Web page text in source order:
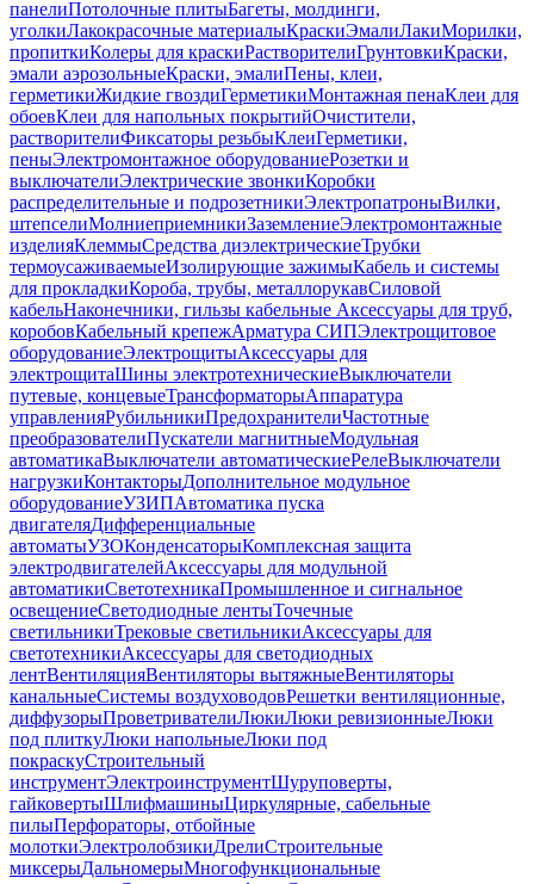
панелиПотолочные плитыБагеты, молдинги,
уголкиЛакокрасочные материалыКраскиЭмалиЛакиМорилки,
пропиткиКолеры для краскиРастворителиГрунтовкиКраски,
эмали аэрозольныеКраски, эмалиПены, клеи,
герметикиЖидкие гвоздиГерметикиМонтажная пенаКлеи для
обоевКлеи для напольных покрытийОчистители,
растворителиФиксаторы резьбыКлеиГерметики,
пеныЭлектромонтажное оборудованиеРозетки и
выключателиЭлектрические звонкиКоробки
распределительные и подрозетникиЭлектропатроныВилки,
штепселиМолниеприемникиЗаземлениеЭлектромонтажные
изделияКлеммыСредства диэлектрическиеТрубки
термоусаживаемыеИзолирующие зажимыКабель и системы
для прокладкиКороба, трубы, металлорукавСиловой
кабельНаконечники, гильзы кабельные Аксессуары для труб,
коробовКабельный крепежАрматура СИПЭлектрощитовое
оборудованиеЭлектрощитыАксессуары для
электрощитаШины электротехническиеВыключатели
путевые, концевыеТрансформаторыАппаратура
управленияРубильникиПредохранителиЧастотные
преобразователиПускатели магнитныеМодульная
автоматикаВыключатели автоматическиеРелеВыключатели
нагрузкиКонтакторыДополнительное модульное
оборудованиеУЗИПАвтоматика пуска
двигателяДифференциальные
автоматыУЗОКонденсаторыКомплексная защита
электродвигателейАксессуары для модульной
автоматикиСветотехникаПромышленное и сигнальное
освещениеСветодиодные лентыТочечные
светильникиТрековые светильникиАксессуары для
светотехникиАксессуары для светодиодных
лентВентиляцияВентиляторы вытяжныеВентиляторы
канальныеСистемы воздуховодовРешетки вентиляционные,
диффузорыПроветривателиЛюкиЛюки ревизионныеЛюки
под плиткуЛюки напольныеЛюки под
покраскуСтроительный
инструментЭлектроинструментШуруповерты,
гайковертыШлифмашиныЦиркулярные, сабельные
пилыПерфораторы, отбойные
молоткиЭлектролобзикиДрелиСтроительные
миксерыДальномерыМногофункциональные